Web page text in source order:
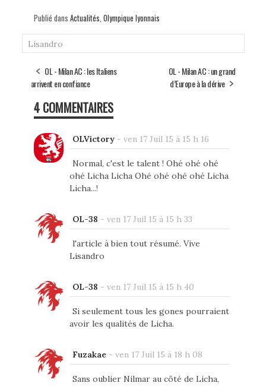
Publié dans Actualités, Olympique lyonnais
Lisandro
OL - Milan AC : les Italiens
arrivent en confiance
OL - Milan AC : un grand
d’Europe à la dérive
4 COMMENTAIRES
OLVictory- ven 17 Juil 15 à 15 h 16
Normal, c'est le talent ! Ohé ohé ohé
ohé Licha Licha Ohé ohé ohé ohé Licha
Licha...!
OL-38 - ven 17 Juil 15 à 15 h 33
l'article à bien tout résumé. Vive
Lisandro
OL-38 - ven 17 Juil 15 à 15 h 40
Si seulement tous les gones pourraient
avoir les qualités de Licha.
Fuzakae- ven 17 Juil 15 à 18 h 08
Sans oublier Nilmar au côté de Licha,